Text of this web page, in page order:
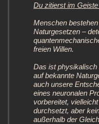
Du zitierst im
Menschen
Naturgesetzen –
freien Willen.
Das ist physikalisch
auf bekannte
auch unsere
eines neuronalen
vorbereitet,
durchsetzt, aber
außerhalb der